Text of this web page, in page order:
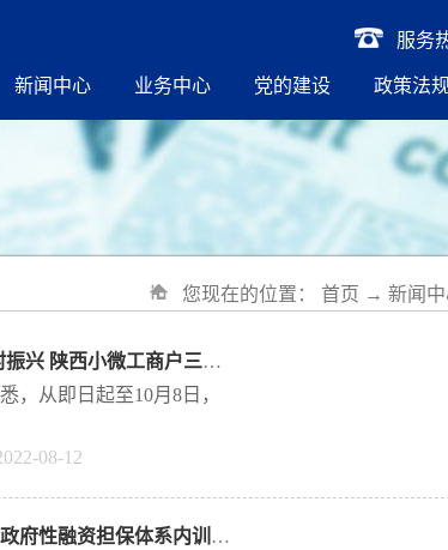
服务
新闻中心 业务中心 党的建设 政策法
您现在的位置： 首页 → 新闻
【体系动态-西投保】助力实体经济 促进乡村振兴 陕西小微工商户三农客户可获30天贷款免息券
，从即日起至10月8日，
微企业和涉农企业受疫
-08-12
【业务培训】匠心赋能 砥砺前行——陕西省政府性融资担保体系内训师评聘活动圆满结束